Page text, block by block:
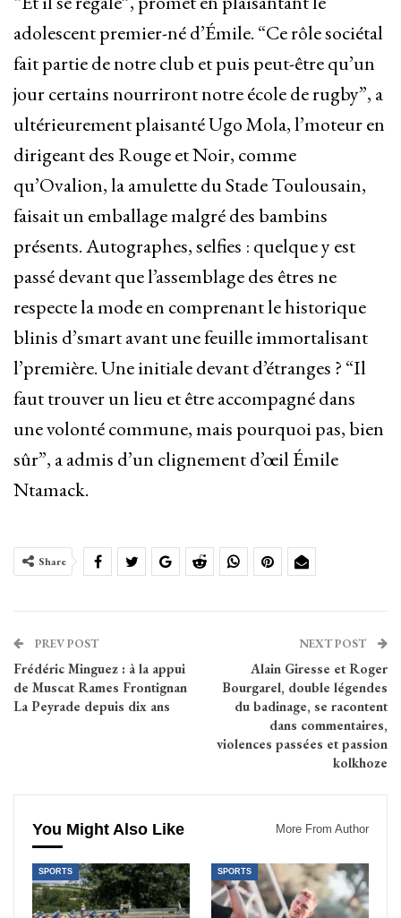
adolescent premier-né d’Émile. “Ce rôle sociétal
fait partie de notre club et puis peut-être qu’un
jour certains nourriront notre école de rugby”, a
ultérieurement plaisanté Ugo Mola, l’moteur en
dirigeant des Rouge et Noir, comme
qu’Ovalion, la amulette du Stade Toulousain,
faisait un emballage malgré des bambins
présents. Autographes, selfies : quelque y est
passé devant que l’assemblage des êtres ne
respecte la mode en comprenant le historique
blinis d’smart avant une feuille immortalisant
l’première. Une initiale devant d’étranges ? “Il
faut trouver un lieu et être accompagné dans
une volonté commune, mais pourquoi pas, bien
sûr”, a admis d’un clignement d’œil Émile
Ntamack.
Share
PREV POST
Frédéric Minguez : à la appui
de Muscat Rames Frontignan
La Peyrade depuis dix ans
NEXT POST
Alain Giresse et Roger
Bourgarel, double légendes
du badinage, se racontent
dans commentaires,
violences passées et passion
kolkhoze
You Might Also Like More From Author
SPORTS SPORTS